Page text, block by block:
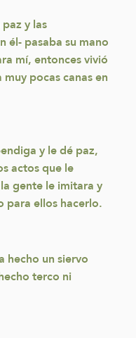
y las
él- pasaba su mano
mí, entonces vivió
pocas canas en
y le dé paz,
actos que le
gente le imitara y
para ellos hacerlo.
hecho un siervo
terco ni